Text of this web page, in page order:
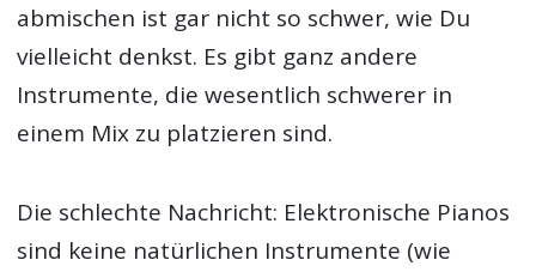
abmischen ist gar nicht so schwer, wie Du
vielleicht denkst. Es gibt ganz andere
Instrumente, die wesentlich schwerer in
einem Mix zu platzieren sind.
Die schlechte Nachricht: Elektronische Pianos
sind keine natürlichen Instrumente (wie